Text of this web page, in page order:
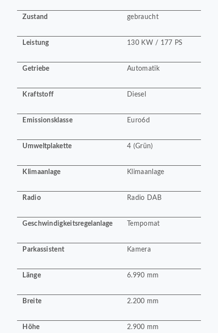
Zustand gebraucht
Leistung 130 KW / 177 PS
Getriebe Automatik
Kraftstoff Diesel
Emissionsklasse Euro6d
Umweltplakette 4 (Grün)
Klimaanlage Klimaanlage
Radio Radio DAB
Geschwindigkeitsregelanlage Tempomat
Parkassistent Kamera
Länge 6.990 mm
Breite 2.200 mm
Höhe 2.900 mm